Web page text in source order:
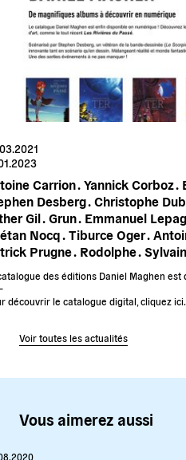
Carrion .Yannick Corboz .
Desberg . Christophe
Gil . Grun . Emmanuel
Nocq . Tiburce Oger .
Prugne . Rodolphe .
des éditions Daniel Maghen
découvrir le catalogue digital, cliquez ici.
Voir toutes les actualités
Vous aimerez aussi